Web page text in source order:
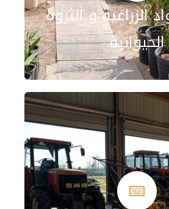
الزراعية و الثروة
الحيوانية